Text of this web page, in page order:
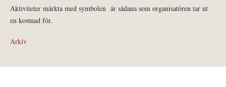
Aktiviteter märkta med symbolen är sådana som organisatören tar ut
en kostnad för.
Arkiv